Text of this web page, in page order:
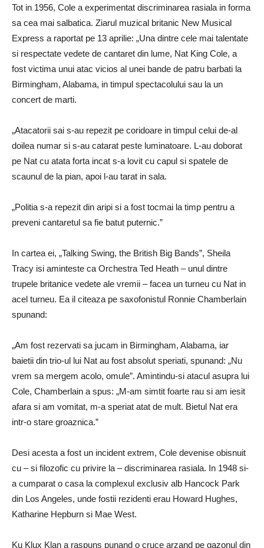
Tot in 1956, Cole a experimentat discriminarea rasiala in forma
sa cea mai salbatica. Ziarul muzical britanic New Musical
Express a raportat pe 13 aprilie: „Una dintre cele mai talentate
si respectate vedete de cantaret din lume, Nat King Cole, a
fost victima unui atac vicios al unei bande de patru barbati la
Birmingham, Alabama, in timpul spectacolului sau la un
concert de marti.
„Atacatorii sai s-au repezit pe coridoare in timpul celui de-al
doilea numar si s-au catarat peste luminatoare. L-au doborat
pe Nat cu atata forta incat s-a lovit cu capul si spatele de
scaunul de la pian, apoi l-au tarat in ​​sala.
„Politia s-a repezit din aripi si a fost tocmai la timp pentru a
preveni cantaretul sa fie batut puternic.”
In cartea ei, „Talking Swing, the British Big Bands”, Sheila
Tracy isi aminteste ca Orchestra Ted Heath – unul dintre
trupele britanice vedete ale vremii – facea un turneu cu Nat in
acel turneu. Ea il citeaza pe saxofonistul Ronnie Chamberlain
spunand:
„Am fost rezervati sa jucam in Birmingham, Alabama, iar
baietii din trio-ul lui Nat au fost absolut speriati, spunand: „Nu
vrem sa mergem acolo, omule”. Amintindu-si atacul asupra lui
Cole, Chamberlain a spus: „M-am simtit foarte rau si am iesit
afara si am vomitat, m-a speriat atat de mult. Bietul Nat era
intr-o stare groaznica.”
Desi acesta a fost un incident extrem, Cole devenise obisnuit
cu – si filozofic cu privire la – discriminarea rasiala. In 1948 si-
a cumparat o casa la complexul exclusiv alb Hancock Park
din Los Angeles, unde fostii rezidenti erau Howard Hughes,
Katharine Hepburn si Mae West.
Ku Klux Klan a raspuns punand o cruce arzand pe gazonul din